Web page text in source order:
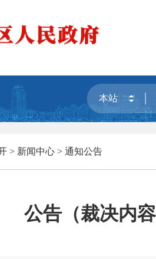
> 新闻中心> 通知公告
公告（裁决内